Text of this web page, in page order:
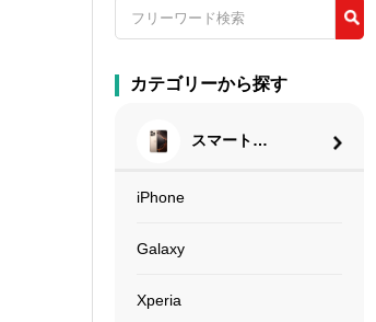
カテゴリーから探す
スマートフ
iPhone
Galaxy
Xperia